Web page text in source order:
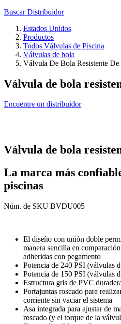
Buscar Distribuidor
Estados Unidos
Productos
Todos Válvulas de Piscina
Válvulas de bola
Válvula De Bola Resistente
Válvula de bola
Encuentre un distribuidor
Válvula de bola
La marca más
piscinas
Núm. de SKU BVDU005
El diseño con unión doble
manera sencilla en
adheridas con pegamento
Potencia de 240 PSI (válvulas
Potencia de 150 PSI (válvulas
Estructura gris de PVC
Portajuntas roscado para
corriente sin vaciar el sistema
Asa integrada para ajustar de
roscado (y el torque de la